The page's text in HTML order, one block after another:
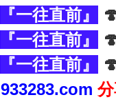
『一往直前』
『一往直前』
『一往直前』
933283.com